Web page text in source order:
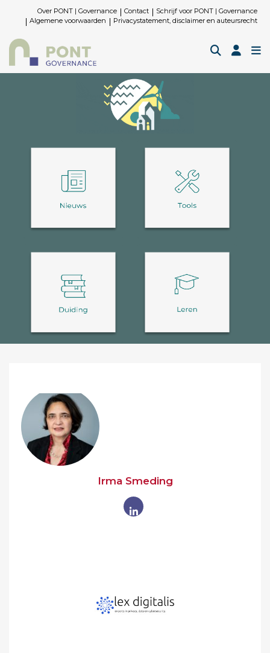
Over PONT | Governance Contact
Schrijf voor PONT | Governance
Algemene voorwaarden
Privacystatement, disclaimer en auteursrecht
Irma Smeding